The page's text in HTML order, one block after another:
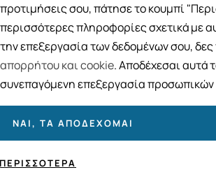
Ταξινόμηση Προβολή
Σελίδες:
1 2
προτιμήσεις σου, πάτησε το κουμπί
περισσότερες πληροφορίες σχετικά με
την επεξεργασία των δεδομένων σου, δες
απορρήτου και cookie. Αποδέχεσαι αυτά
συνεπαγόμενη επεξεργασία
ΝΑΙ, ΤΑ ΑΠΟΔΈΧΟΜΑΙ
ΠΕΡΙΣΣΌΤΕΡΑ